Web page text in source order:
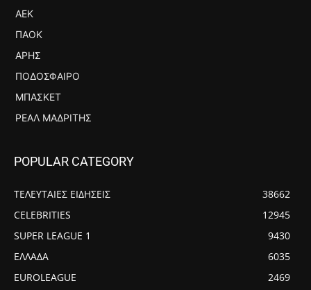
ΑΕΚ
ΠΑΟΚ
ΆΡΗΣ
ΠΟΔΌΣΦΑΙΡΟ
ΜΠΆΣΚΕΤ
ΡΕΆΛ ΜΑΔΡΊΤΗΣ
POPULAR CATEGORY
ΤΕΛΕΥΤΑΙΕΣ ΕΙΔΗΣΕΙΣ
38662
CELEBRITIES
12945
SUPER LEAGUE 1
9430
ΕΛΛΑΔΑ
6035
EUROLEAGUE
2469